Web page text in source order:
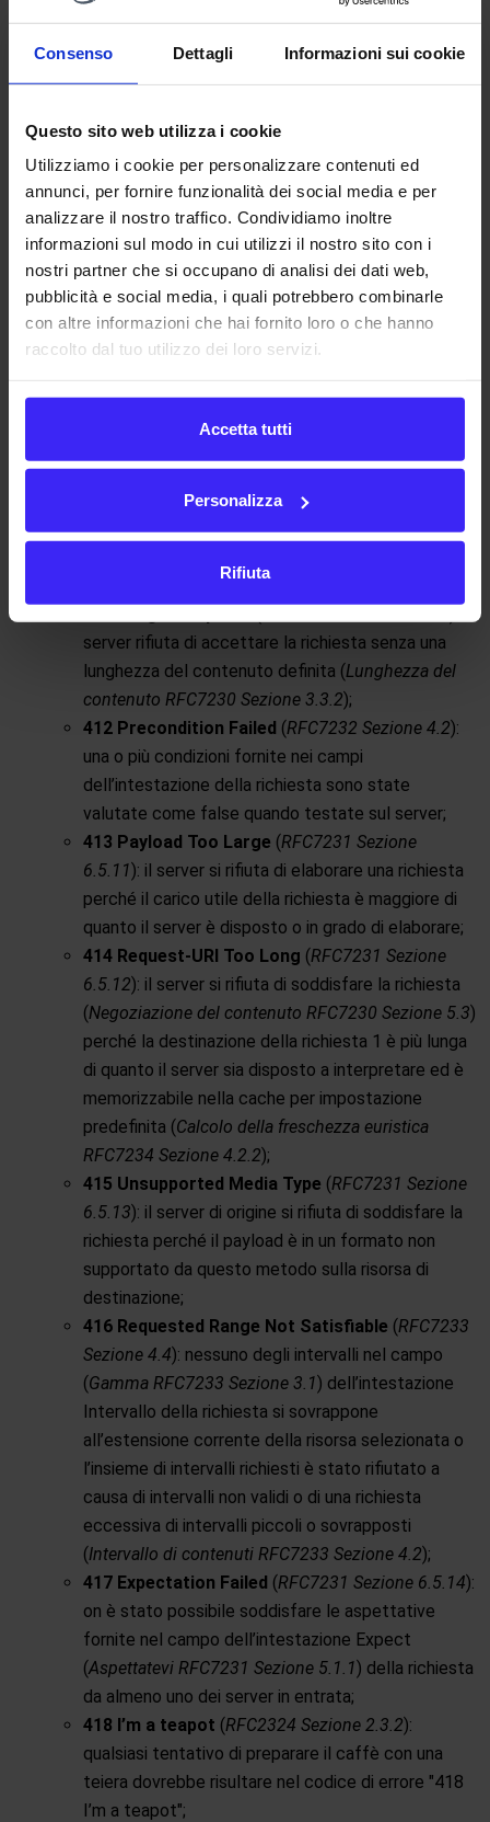
Consenso Dettagli Informazioni sui cookie
Questo sito web utilizza i cookie
Utilizziamo i cookie per personalizzare contenuti ed
annunci, per fornire funzionalità dei social media e per
analizzare il nostro traffico. Condividiamo inoltre
informazioni sul modo in cui utilizzi il nostro sito con i
nostri partner che si occupano di analisi dei dati web,
pubblicità e social media, i quali potrebbero combinarle
con altre informazioni che hai fornito loro o che hanno
raccolto dal tuo utilizzo dei loro servizi.
Accetta tutti
Personalizza
Rifiuta
che il client deve autenticarsi (
Autenticazione
408 Request Timeout(RFC7231 Sezione 6.5.7
server non ha ricevuto un messaggio di richiesta
completo entro il tempo previsto per l’attesa
(Connessione RFC7230 Sezione 6.1);
409 Conflict( RFC7231 Sezione 6.5.8): non è stato
possibile completare la richiesta a causa di un
conflitto con lo stato corrente della risorsa di
destinazione. Questo codice viene utilizzato in
situazioni in cui l’utente potrebbe essere in grado di
destinazione non è più disponibile nel server di
origine e questa condizione probabilmente sarà
permanente ed è memorizzabile nella cache per
euristica RFC7234 Sezione 4.2.2
server rifiuta di accettare la richiesta senza una
lunghezza del contenuto definita (Lunghezza del
contenuto RFC7230 Sezione 3.3.2);
412 Precondition Failed (RFC7232 Sezione 4.2):
una o più condizioni fornite nei campi
dell’intestazione della richiesta sono state
valutate come false quando testate sul server;
413 Payload Too Large (RFC7231 Sezione
6.5.11): il server si rifiuta di elaborare una richiesta
perché il carico utile della richiesta è maggiore di
quanto il server è disposto o in grado di elaborare;
414 Request-URI Too Long (RFC7231 Sezione
6.5.12): il server si rifiuta di soddisfare la richiesta
(Negoziazione del contenuto RFC7230 Sezione 5.3)
perché la destinazione della richiesta 1 è più lunga
di quanto il server sia disposto a interpretare ed è
memorizzabile nella cache per impostazione
predefinita (Calcolo della freschezza euristica
RFC7234 Sezione 4.2.2);
415 Unsupported Media Type (RFC7231 Sezione
6.5.13): il server di origine si rifiuta di soddisfare la
richiesta perché il payload è in un formato non
supportato da questo metodo sulla risorsa di
destinazione;
416 Requested Range Not Satisfiable (RFC7233
Sezione 4.4): nessuno degli intervalli nel campo
(Gamma RFC7233 Sezione 3.1) dell’intestazione
Intervallo della richiesta si sovrappone
all’estensione corrente della risorsa selezionata o
l’insieme di intervalli richiesti è stato rifiutato a
causa di intervalli non validi o di una richiesta
eccessiva di intervalli piccoli o sovrapposti
(Intervallo di contenuti RFC7233 Sezione 4.2);
417 Expectation Failed (RFC7231 Sezione 6.5.14):
on è stato possibile soddisfare le aspettative
fornite nel campo dell’intestazione Expect
(Aspettatevi RFC7231 Sezione 5.1.1) della richiesta
da almeno uno dei server in entrata;
418 I’m a teapot (RFC2324 Sezione 2.3.2):
qualsiasi tentativo di preparare il caffè con una
teiera dovrebbe risultare nel codice di errore "418
I’m a teapot";